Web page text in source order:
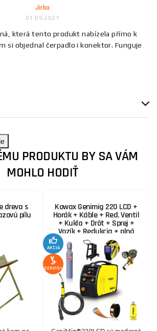
Jirka
01.09.2021
která tento produkt nabízela přímo k
si objednal čerpadlo i konektor. Funguje
PRODUKTU BY SA VÁM
MOHLO HODIŤ
dreva s
pílu
Kowax Genimig 220 LCD +
Horák + Káble + Red. Ventil
+ Kukla + Drôt + Sprej +
Vozík + Redukcia + plná
Fľaša Co2
AKCIA
SERVIS+